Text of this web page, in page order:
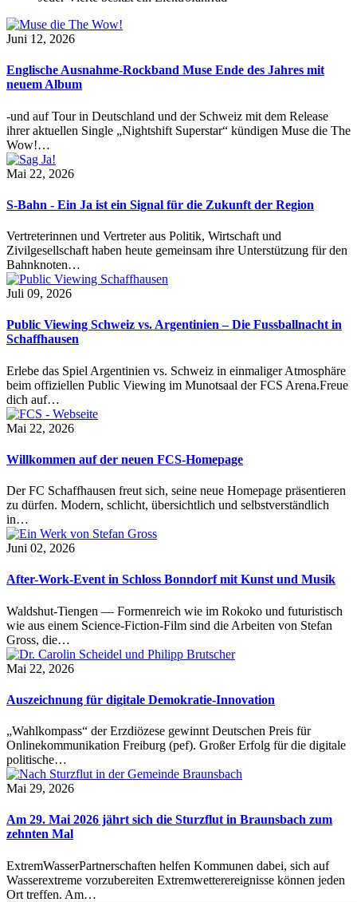
Juni 12, 2026
Englische Ausnahme-Rockband Muse Ende des Jahres mit
neuem Album
-und auf Tour in Deutschland und der Schweiz mit dem Release
ihrer aktuellen Single „Nightshift Superstar“ kündigen Muse die The
Wow!…
Mai 22, 2026
S-Bahn - Ein Ja ist ein Signal für die Zukunft der Region
Vertreterinnen und Vertreter aus Politik, Wirtschaft und
Zivilgesellschaft haben heute gemeinsam ihre Unterstützung für den
Bahnknoten…
Juli 09, 2026
Public Viewing Schweiz vs. Argentinien – Die Fussballnacht in
Schaffhausen
Erlebe das Spiel Argentinien vs. Schweiz in einmaliger Atmosphäre
beim offiziellen Public Viewing im Munotsaal der FCS Arena.Freue
dich auf…
Mai 22, 2026
Willkommen auf der neuen FCS-Homepage
Der FC Schaffhausen freut sich, seine neue Homepage präsentieren
zu dürfen. Modern, schlicht, übersichtlich und selbstverständlich
in…
Juni 02, 2026
After-Work-Event in Schloss Bonndorf mit Kunst und Musik
Waldshut-Tiengen — Formenreich wie im Rokoko und futuristisch
wie aus einem Science-Fiction-Film sind die Arbeiten von Stefan
Gross, die…
Mai 22, 2026
Auszeichnung für digitale Demokratie-Innovation
„Wahlkompass“ der Erzdiözese gewinnt Deutschen Preis für
Onlinekommunikation Freiburg (pef). Großer Erfolg für die digitale
politische…
Mai 29, 2026
Am 29. Mai 2026 jährt sich die Sturzflut in Braunsbach zum
zehnten Mal
ExtremWasserPartnerschaften helfen Kommunen dabei, sich auf
Wasserextreme vorzubereiten Extremwetterereignisse können jeden
Ort treffen. Am…